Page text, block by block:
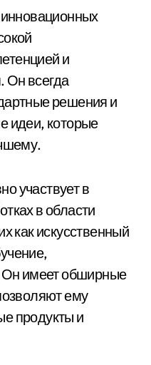
инновационных
и
всегда
решения и
идеи, которые
участвует в
в области
как искусственный
Он имеет обширные
ему
продукты и